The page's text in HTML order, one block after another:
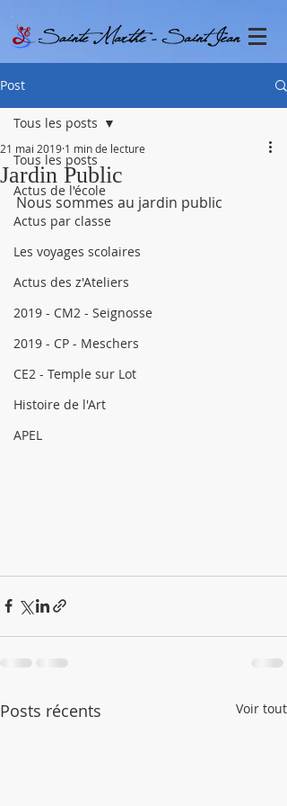
Post
Tous les posts
Actus de l'école
Actus par classe
Les voyages scolaires
Actus des z'Ateliers
2019 - CM2 - Seignosse
2019 - CP - Meschers
CE2 - Temple sur Lot
Histoire de l'Art
APEL
Tous les posts
Jardin Public
21 mai 2019 1 min de lecture
Nous sommes au jardin public
Posts récents Voir tout